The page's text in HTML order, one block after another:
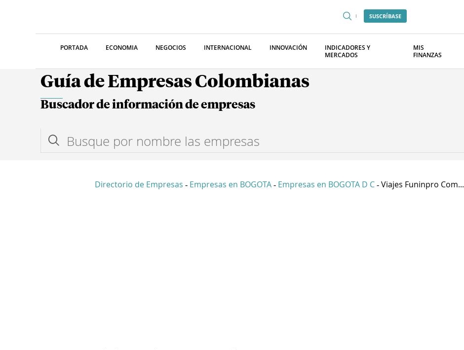
SUSCRÍBASE
PORTADA ECONOMIA NEGOCIOS INTERNACIONAL INNOVACIÓN
INDICADORES Y
MERCADOS
MIS
FINANZAS
Guía de Empresas Colombianas
Buscador de información de empresas
Directorio de Empresas - Empresas en BOGOTA - Empresas en BOGOTA D C - Viajes Funinpro Com...